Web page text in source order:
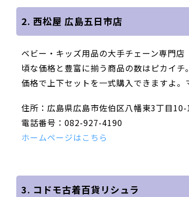
2. 西松屋 広島五日市店
ベビー・キッズ用品の大手チェーン専門
頃な価格と豊富に揃う商品の数はピカイ
価格で上下セットを一式購入できますよ。
住所：広島県広島市佐伯区八幡東3丁目10-
電話番号：082-927-4190
ホームページはこちら
3. コドモ古着百貨リシュラ